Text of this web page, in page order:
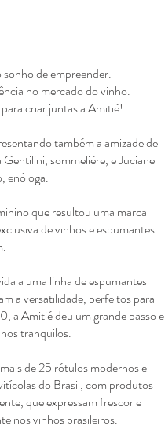
de empreender.
no mercado do vinho.
criar juntas a Amitié!
também a amizade de
sommelière, e Juciane
enóloga.
que resultou uma marca
de vinhos e espumantes
a uma linha de espumantes
a versatilidade, perfeitos para
a Amitié deu um grande passo e
tranquilos.
de 25 rótulos modernos e
do Brasil, com produtos
que expressam frescor e
nos vinhos brasileiros.